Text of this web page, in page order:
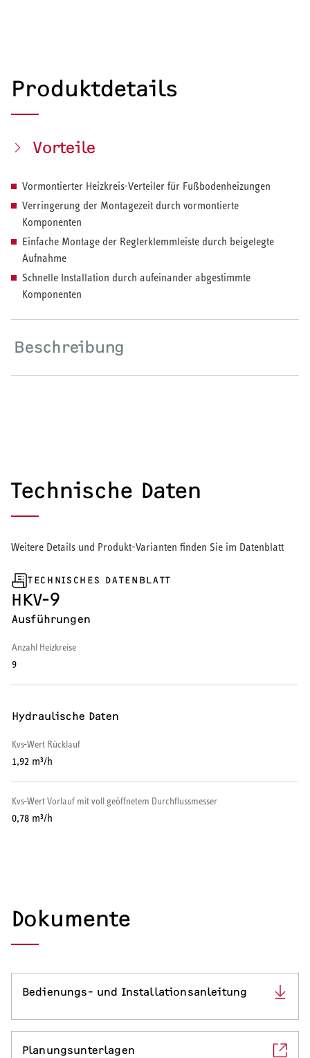
HEIZEN UND KÜHLEN
WARMWASSER
Durchlauferhitzer
Warmwasserspeicher
LÜFTEN
SERVICE
Produktdetails
Vorteile
Vormontierter Heizkreis-Verteiler für Fußbodenheizungen
Verringerung der Montagezeit durch vormontierte
Komponenten
Einfache Montage der Reglerklemmleiste durch beigelegte
Aufnahme
Schnelle Installation durch aufeinander abgestimmte
Komponenten
Beschreibung
Technische Daten
Weitere Details und Produkt-Varianten finden Sie im Datenblatt
TECHNISCHES DATENBLATT
HKV-9
Ausführungen
Anzahl Heizkreise
9
Hydraulische Daten
Kvs-Wert Rücklauf
1,92 m³/h
Kvs-Wert Vorlauf mit voll geöffnetem Durchflussmesser
0,78 m³/h
Dokumente
Bedienungs- und Installationsanleitung
Planungsunterlagen